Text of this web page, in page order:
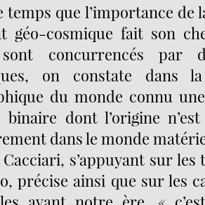
temps que l’importance de
géo-cosmique fait son
concurrencés par
on constate dans
du monde connu
binaire dont l’origine
dans le monde
s’appuyant sur les
précise ainsi que sur les